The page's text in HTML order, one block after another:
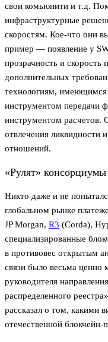
свои комьюнити и т.д.
инфраструктурные
скоростям. Кое-что они
пример — появление у
прозрачность и
дополнительных
технологиям, имеющимся
инструментом передачи
инструментом расчетов.
отвлечения ликвидности
отношений.
«Рулят» консорциумы
Никто даже и не
глобальном рынке
JP Morgan, R3 (Corda),
специализированные
в противовес открытым
связи было весьма ценно
руководителя
распределенного
рассказал о том, какими
отечественной